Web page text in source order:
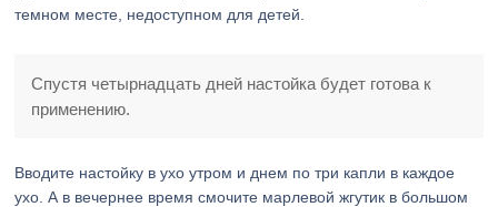
темном месте, недоступном для детей.
Спустя четырнадцать дней настойка будет готова к
применению.
Вводите настойку в ухо утром и днем по три капли в каждое
ухо. А в вечернее время смочите марлевой жгутик в большом